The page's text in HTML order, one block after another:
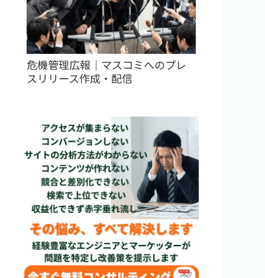
危機管理広報｜マスコミへのプレ
スリリース作成・配信